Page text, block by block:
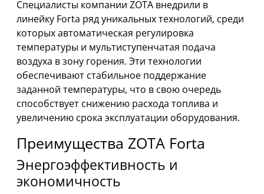
Специалисты компании ZOTA внедрили в
линейку Forta ряд уникальных технологий, среди
которых автоматическая регулировка
температуры и мультиступенчатая подача
воздуха в зону горения. Эти технологии
обеспечивают стабильное поддержание
заданной температуры, что в свою очередь
способствует снижению расхода топлива и
увеличению срока эксплуатации оборудования.
Преимущества ZOTA Forta
Энергоэффективность и
экономичность